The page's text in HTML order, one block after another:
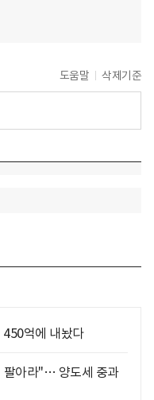
도움말 삭제기준
450억에 내놨다
팔아라"… 양도세 중과